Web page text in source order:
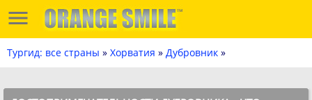
Тургид: все страны » Хорватия » Дубровник »